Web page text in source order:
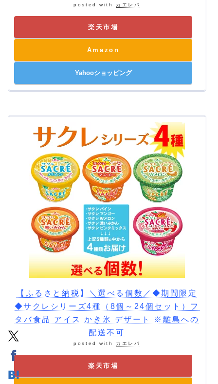
posted with カエレバ
楽天市場
Amazon
Yahooショッピング
【ふるさと納税】＼選べる個数／◆期間限定
◆サクレシリーズ4種（8個～24個セット）フ
タバ食品 アイス かき氷 デザート ※離島への
配送不可
posted with カエレバ
楽天市場